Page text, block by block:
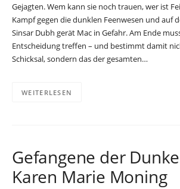
Gejagten. Wem kann sie noch trauen, wer ist
Kampf gegen die dunklen Feenwesen und auf
Sinsar Dubh gerät Mac in Gefahr. Am Ende
Entscheidung treffen – und bestimmt damit
Schicksal, sondern das der gesamten…
WEITERLESEN
Gefangene der
Karen Marie Moning